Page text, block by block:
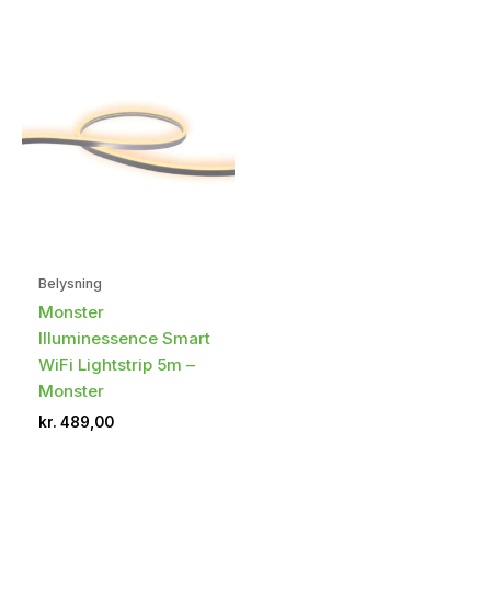
Belysning
Monster
Illuminessence Smart
WiFi Lightstrip 5m –
Monster
kr. 489,00